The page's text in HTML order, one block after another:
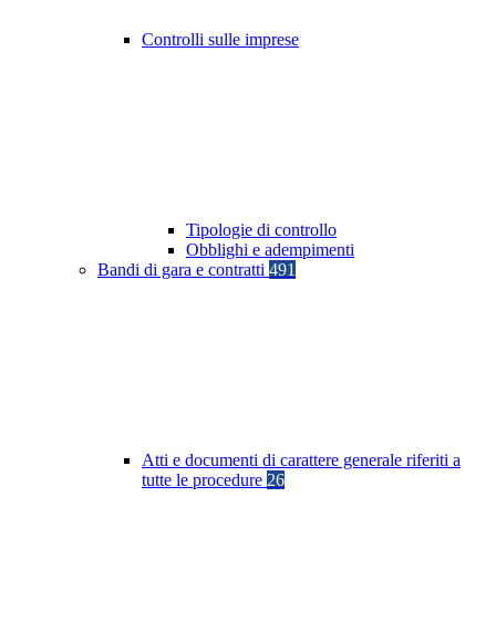
Controlli sulle imprese
Tipologie di controllo
Obblighi e adempimenti
Bandi di gara e contratti 491
Atti e documenti di carattere generale riferiti a
tutte le procedure 26